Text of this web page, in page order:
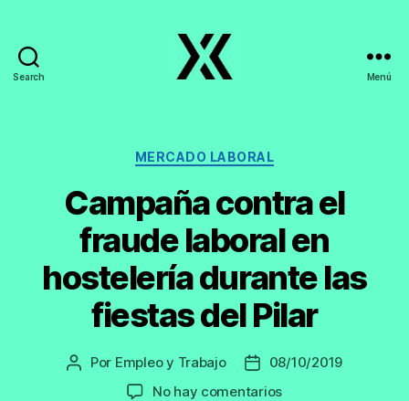
Search Menú
Categorías
MERCADO LABORAL
Campaña contra el
fraude laboral en
hostelería durante las
fiestas del Pilar
Autor
Por Empleo y Trabajo
Fecha
de
08/10/2019
No hay comentariosen